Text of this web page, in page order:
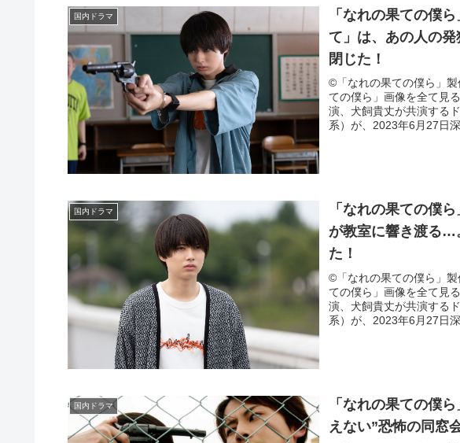
国内ドラマ
「なれの果ての僕
て」は、あの人の
閉じた！
©「なれの果ての僕ら」
ての僕ら」画像を全て見
演、犬飼貴丈が共演する
系）が、2023年6月27日深
国内ドラマ
「なれの果ての僕
が教室に響き渡る…
た！
©「なれの果ての僕ら」
ての僕ら」画像を全て見
演、犬飼貴丈が共演する
系）が、2023年6月27日深
国内ドラマ
「なれの果ての僕
えない”恐怖の同窓